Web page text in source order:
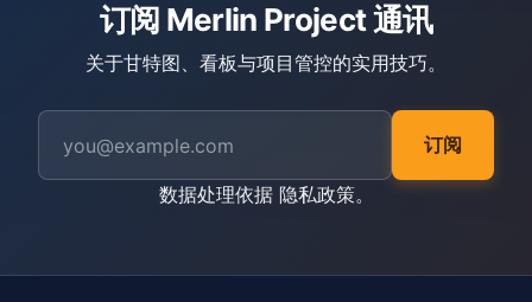
订阅 Merlin Project 通讯
关于甘特图、看板与项目管控的实用技巧。
订阅
数据处理依据 隐私政策。